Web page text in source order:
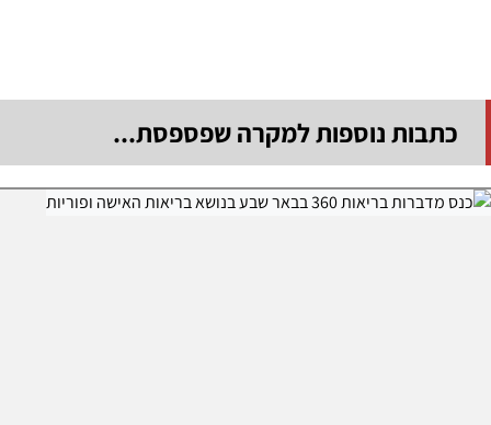
כתבות נוספות למקרה שפספסת...